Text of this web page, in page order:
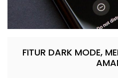
FITUR DARK MODE,